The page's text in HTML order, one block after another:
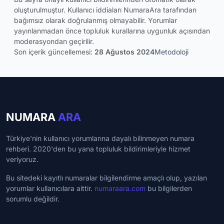
oluşturulmuştur. Kullanıcı iddiaları NumaraAra tarafından
bağımsız olarak doğrulanmış olmayabilir. Yorumlar
yayınlanmadan önce topluluk kurallarına uygunluk açısından
moderasyondan geçirilir.
Son içerik güncellemesi: 28 Ağustos 2024Metodoloji
NUMARA ARA
Türkiye'nin kullanıcı yorumlarına dayalı bilinmeyen numara
rehberi. 2020'den bu yana topluluk bildirimleriyle hizmet
veriyoruz.
Bu sitedeki kayıtlı numaralar bilgilendirme amaçlı olup, yazılan
yorumlar kullanıcılara aittir. numaraara.com bu bilgilerden
sorumlu değildir.